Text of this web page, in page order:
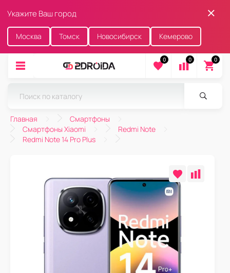
Укажите Ваш город
Москва Томск Новосибирск Кемерово
0 0 0
Главная
Смартфоны
Смартфоны Xiaomi
Redmi Note
Redmi Note 14 Pro Plus